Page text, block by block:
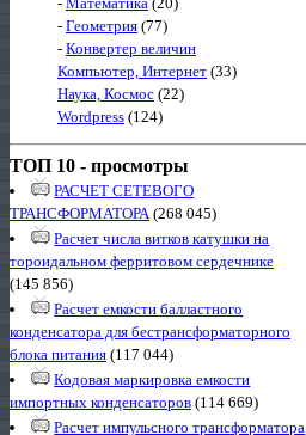
- Геометрия (77)
- Конвертер величин
Компьютер, Интернет (33)
Наука, Космос (22)
Wordpress (124)
ТОП 10 - просмотры
РАСЧЕТ СЕТЕВОГО
ТРАНСФОРМАТОРА(268 045)
Расчет числа витков катушки на
тороидальном ферритовом сердечнике
(145 856)
Расчет емкости балластного
конденсатора для бестрансформаторного
блока питания (117 044)
Кодовая маркировка емкости
импортных конденсаторов (114 669)
Расчет импульсного трансформатора